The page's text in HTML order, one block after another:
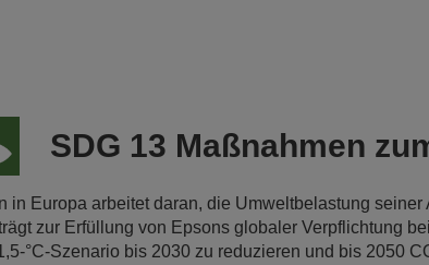
SDG 13 Maßnahmen
in Europa arbeitet daran, die Umweltbelastung
zur Erfüllung von Epsons globaler Verpflichtung
°C-Szenario bis 2030 zu reduzieren und bis 2050